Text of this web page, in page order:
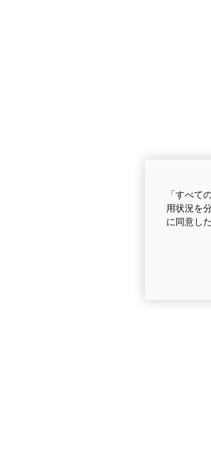
「すべて
用状況を
に同意し